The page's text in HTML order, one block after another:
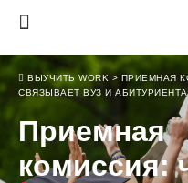
ВЫУЧИТЬ WORK > ПРИЕМНАЯ
СВЯЗЫВАЕТ ВУЗ И АБИТУРИЕНТА
Приемная
комиссия: